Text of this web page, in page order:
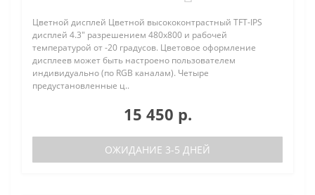
Цветной дисплей Цветной высококонтрастный TFT-IPS
дисплей 4.3" разрешением 480х800 и рабочей
температурой от -20 градусов. Цветовое оформление
дисплеев может быть настроено пользователем
индивидуально (по RGB каналам). Четыре
предустановленные ц..
15 450 р.
ОЖИДАНИЕ 3-5 ДНЕЙ